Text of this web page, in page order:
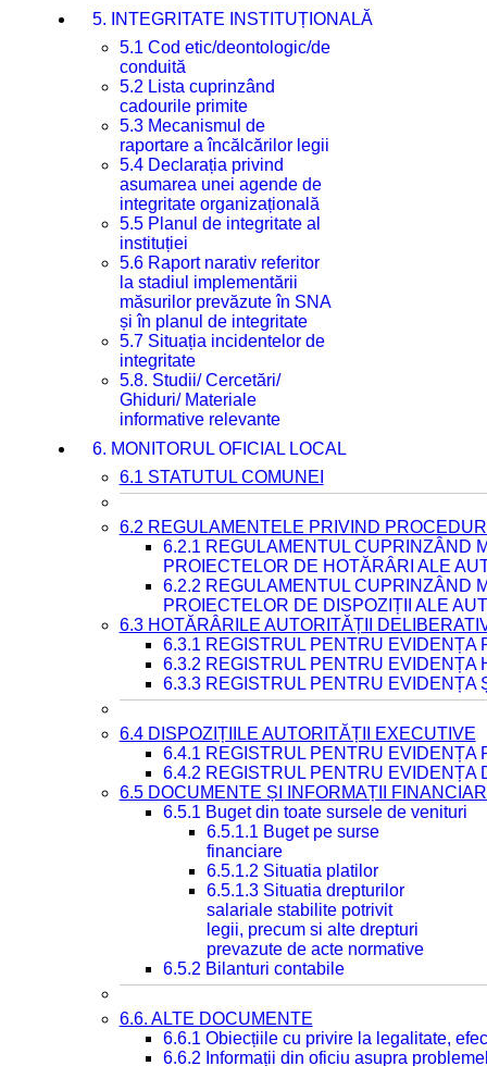
5. INTEGRITATE INSTITUȚIONALĂ
5.1 Cod etic/deontologic/de
conduită
5.2 Lista cuprinzând
cadourile primite
5.3 Mecanismul de
raportare a încălcărilor legii
5.4 Declarația privind
asumarea unei agende de
integritate organizațională
5.5 Planul de integritate al
instituției
5.6 Raport narativ referitor
la stadiul implementării
măsurilor prevăzute în SNA
și în planul de integritate
5.7 Situația incidentelor de
integritate
5.8. Studii/ Cercetări/
Ghiduri/ Materiale
informative relevante
6. MONITORUL OFICIAL LOCAL
6.1 STATUTUL COMUNEI
6.2 REGULAMENTELE PRIVIND
6.2.1 REGULAMENTUL CUPRINZÂND
PROIECTELOR DE HOTĂRÂRI ALE
6.2.2 REGULAMENTUL CUPRINZÂND
PROIECTELOR DE DISPOZIȚII ALE
6.3 HOTĂRÂRILE AUTORITĂȚII
6.3.1 REGISTRUL PENTRU EVIDENȚA
6.3.2 REGISTRUL PENTRU EVIDENȚA
6.3.3 REGISTRUL PENTRU EVIDENȚA
6.4 DISPOZIȚIILE AUTORITĂȚII EXECUTIVE
6.4.1 REGISTRUL PENTRU EVIDENȚA
6.4.2 REGISTRUL PENTRU EVIDENȚA
6.5 DOCUMENTE ȘI INFORMAȚII
6.5.1 Buget din toate sursele de venituri
6.5.1.1 Buget pe surse
financiare
6.5.1.2 Situatia platilor
6.5.1.3 Situatia drepturilor
salariale stabilite potrivit
legii, precum si alte drepturi
prevazute de acte normative
6.5.2 Bilanturi contabile
6.6. ALTE DOCUMENTE
6.6.1 Obiecțiile cu privire la legalitate,
6.6.2 Informații din oficiu asupra